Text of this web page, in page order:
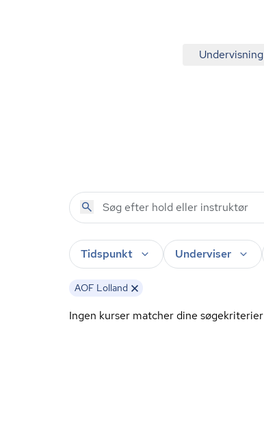
Undervisning
Tidspunkt Underviser
AOF Lolland
Ingen kurser matcher dine søgekriterier